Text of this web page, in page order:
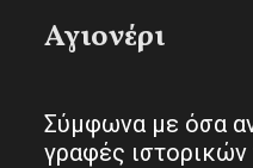
Αγιονέρι
Σύμφωνα με όσα
γραφές